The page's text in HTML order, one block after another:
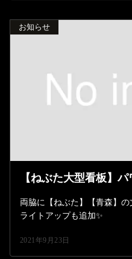
お知らせ
【ねぶた大型看板】
両脇に【ねぶた】【青森】
ライトアップも追加✨
2021年9月23日